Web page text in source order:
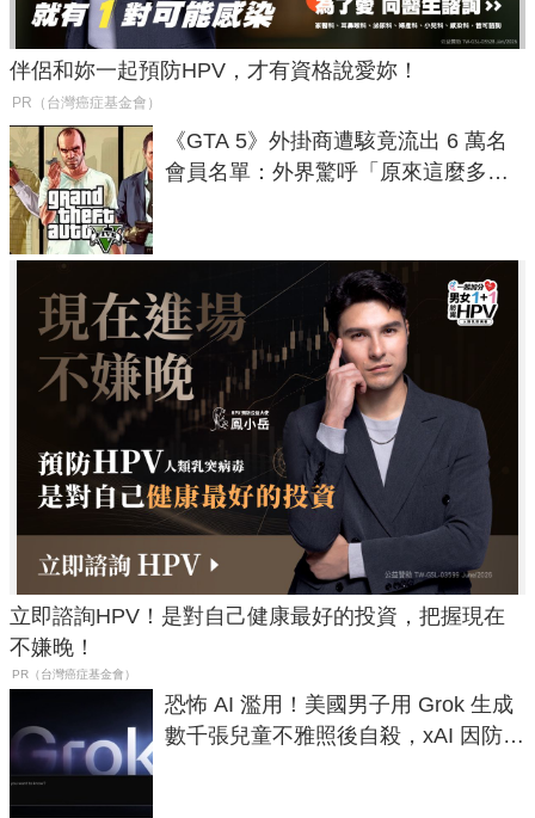
伴侶和妳一起預防HPV，才有資格說愛妳！
PR（台灣癌症基金會）
《GTA 5》外掛商遭駭竟流出 6 萬名
會員名單：外界驚呼「原來這麼多人
立即諮詢HPV！是對自己健康最好的投資，把握現在
不嫌晚！
PR（台灣癌症基金會）
恐怖 AI 濫用！美國男子用 Grok 生成
數千張兒童不雅照後自殺，xAI 因防護